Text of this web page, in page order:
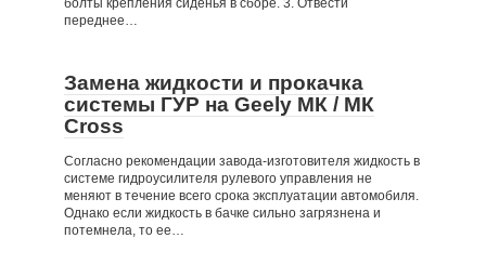
болты крепления сиденья в сборе. 3. Отвести
переднее…
Замена жидкости и прокачка
системы ГУР на Geely МК / МК
Cross
Согласно рекомендации завода-изготовителя жидкость в
системе гидроусилителя рулевого управления не
меняют в течение всего срока эксплуатации автомобиля.
Однако если жидкость в бачке сильно загрязнена и
потемнела, то ее…